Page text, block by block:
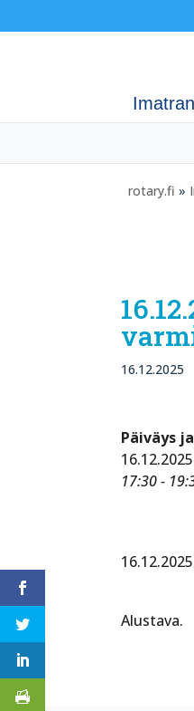
rotary.fi »
16.12.2025
Päiväys
16.12.2025
17:30 -
Alustava.